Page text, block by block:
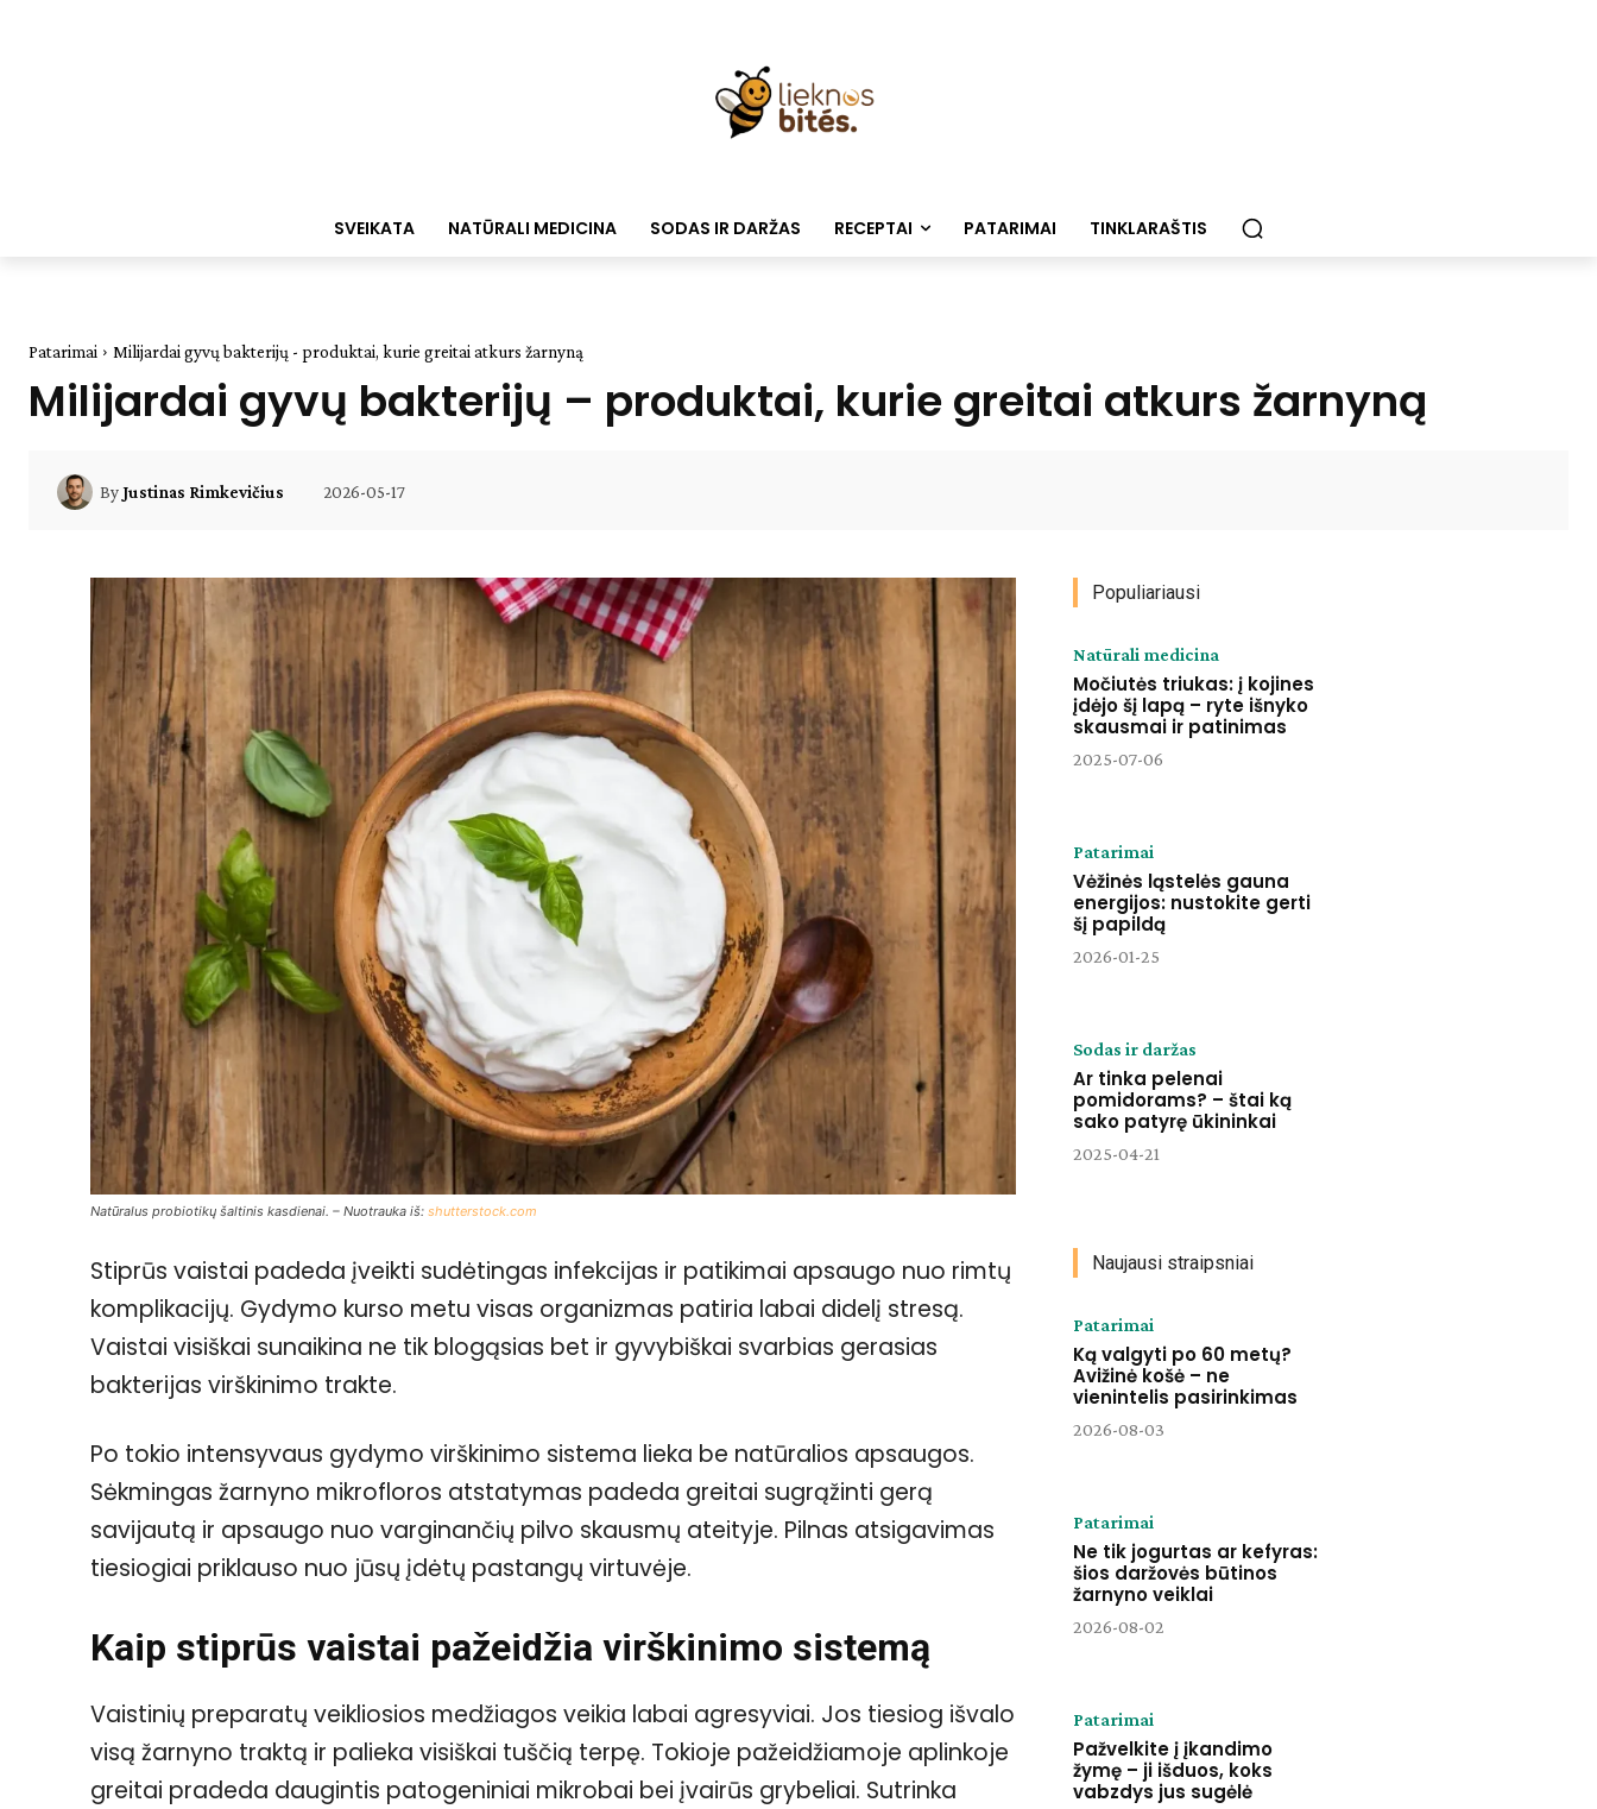
SVEIKATA NATŪRALI MEDICINA SODAS IR DARŽAS RECEPTAI PATARIMAI TINKLARAŠTIS
Patarimai Milijardai gyvų bakterijų - produktai, kurie greitai atkurs žarnyną
Milijardai gyvų bakterijų – produktai, kurie greitai atkurs žarnyną
ByJustinas Rimkevičius 2026-05-17
Natūralus probiotikų šaltinis kasdienai. – Nuotrauka iš: shutterstock.com
Stiprūs vaistai padeda įveikti sudėtingas infekcijas ir patikimai apsaugo nuo rimtų
komplikacijų. Gydymo kurso metu visas organizmas patiria labai didelį stresą.
Vaistai visiškai sunaikina ne tik blogąsias bet ir gyvybiškai svarbias gerasias
bakterijas virškinimo trakte.
Po tokio intensyvaus gydymo virškinimo sistema lieka be natūralios apsaugos.
Sėkmingas žarnyno mikrofloros atstatymas padeda greitai sugrąžinti gerą
savijautą ir apsaugo nuo varginančių pilvo skausmų ateityje. Pilnas atsigavimas
tiesiogiai priklauso nuo jūsų įdėtų pastangų virtuvėje.
Kaip stiprūs vaistai pažeidžia virškinimo sistemą
Vaistinių preparatų veikliosios medžiagos veikia labai agresyviai. Jos tiesiog išvalo
visą žarnyno traktą ir palieka visiškai tuščią terpę. Tokioje pažeidžiamoje aplinkoje
greitai pradeda daugintis patogeniniai mikrobai bei įvairūs grybeliai. Sutrinka
Populiariausi
Natūrali medicina
Močiutės triukas: į kojines
įdėjo šį lapą – ryte išnyko
skausmai ir patinimas
2025-07-06
Patarimai
Vėžinės ląstelės gauna
energijos: nustokite gerti
šį papildą
2026-01-25
Sodas ir daržas
Ar tinka pelenai
pomidorams? – štai ką
sako patyrę ūkininkai
2025-04-21
Naujausi straipsniai
Patarimai
Ką valgyti po 60 metų?
Avižinė košė – ne
vienintelis pasirinkimas
2026-08-03
Patarimai
Ne tik jogurtas ar kefyras:
šios daržovės būtinos
žarnyno veiklai
2026-08-02
Patarimai
Pažvelkite į įkandimo
žymę – ji išduos, koks
vabzdys jus sugėlė